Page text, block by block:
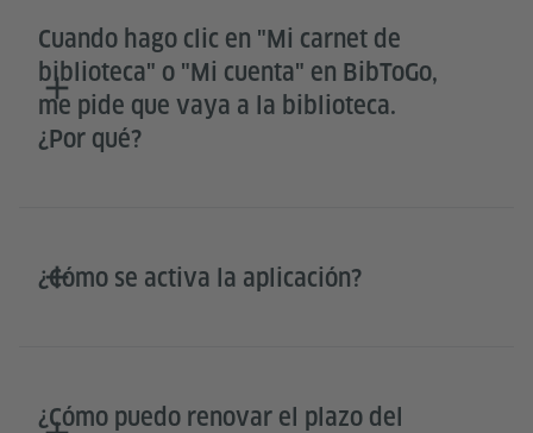
Cuando hago clic en "Mi carnet de
biblioteca" o "Mi cuenta" en BibToGo,
me pide que vaya a la biblioteca.
¿Por qué?
¿Cómo se activa la aplicación?
​​​​​​​¿Cómo puedo renovar el plazo del